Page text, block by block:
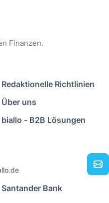
Finanzen.
Redaktionelle Richtlinien
Über uns
biallo - B2B Lösungen
Santander Bank